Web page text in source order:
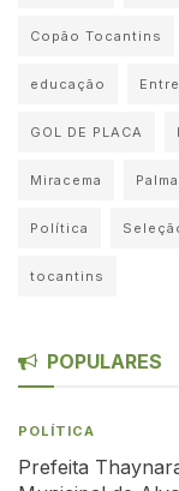
Copão Tocantins
educação
GOL DE PLACA
Miracema
Política
tocantins
POPULARES
POLÍTICA
Prefeita